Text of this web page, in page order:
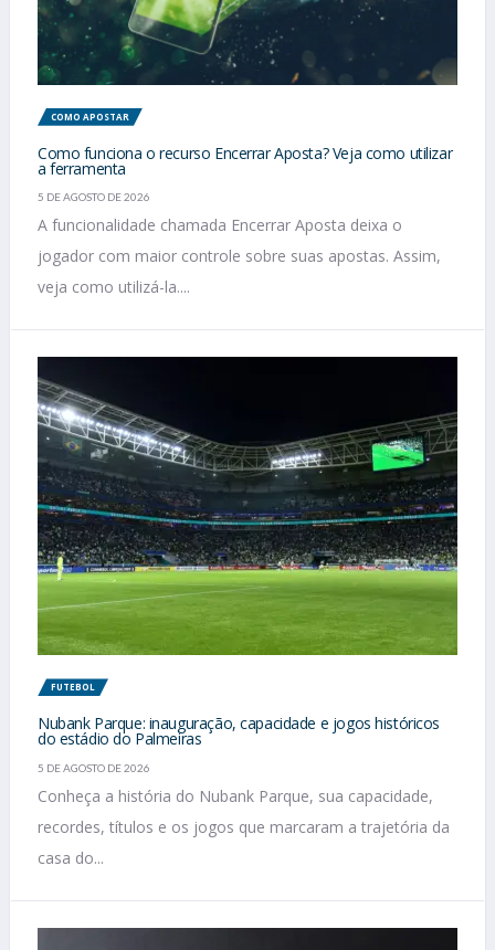
COMO APOSTAR
Como funciona o recurso Encerrar Aposta? Veja como utilizar
a ferramenta
5 DE AGOSTO DE 2026
A funcionalidade chamada Encerrar Aposta deixa o
jogador com maior controle sobre suas apostas. Assim,
veja como utilizá-la....
FUTEBOL
Nubank Parque: inauguração, capacidade e jogos históricos
do estádio do Palmeiras
5 DE AGOSTO DE 2026
Conheça a história do Nubank Parque, sua capacidade,
recordes, títulos e os jogos que marcaram a trajetória da
casa do...